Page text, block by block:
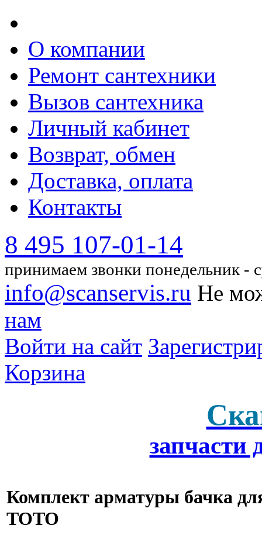
О компании
Ремонт сантехники
Вызов сантехника
Личный кабинет
Возврат, обмен
Доставка, оплата
Контакты
8 495 107-01-14
принимаем звонки понедельник -
info@scanservis.ru Не
нам
Войти на сайт
Корзина
запчасти
Комплект арматуры бачка
TOTO